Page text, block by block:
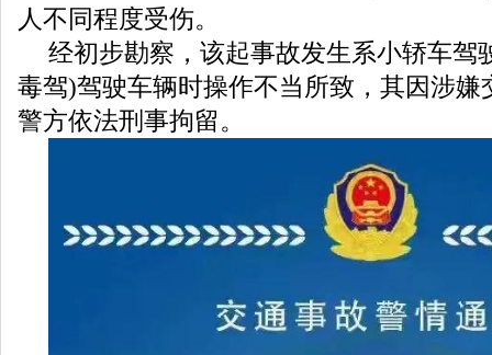
人不同程度受伤。
经初步勘察，该起事故发生系小轿车驾
毒驾)驾驶车辆时操作不当所致，其因涉嫌
警方依法刑事拘留。